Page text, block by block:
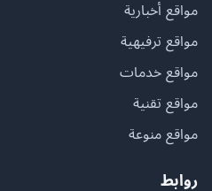
مواقع أخبارية
مواقع ترفيهية
مواقع خدمات
مواقع تقنية
مواقع منوعة
روابط